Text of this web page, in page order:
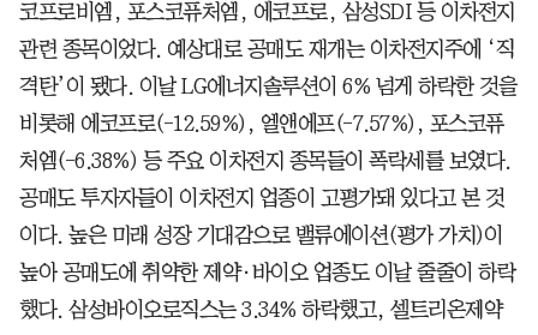
코프로비엠, 포스코퓨처엠, 에코프로, 삼성SDI 등 이차전지
관련 종목이었다. 예상대로 공매도 재개는 이차전지주에 ‘직
격탄’이 됐다. 이날 LG에너지솔루션이 6% 넘게 하락한 것을
비롯해 에코프로(-12.59%), 엘앤에프(-7.57%), 포스코퓨
처엠(-6.38%) 등 주요 이차전지 종목들이 폭락세를 보였다.
공매도 투자자들이 이차전지 업종이 고평가돼 있다고 본 것
이다. 높은 미래 성장 기대감으로 밸류에이션(평가 가치)이
높아 공매도에 취약한 제약·바이오 업종도 이날 줄줄이 하락
했다. 삼성바이오로직스는 3.34% 하락했고, 셀트리온제약